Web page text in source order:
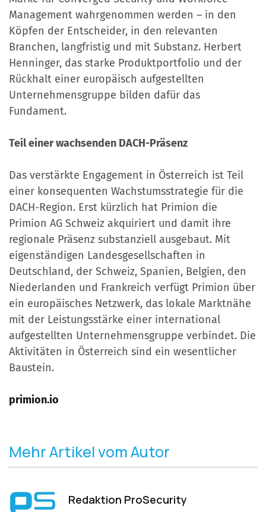
Management wahrgenommen werden – in den
Köpfen der Entscheider, in den relevanten
Branchen, langfristig und mit Substanz. Herbert
Henninger, das starke Produktportfolio und der
Rückhalt einer europäisch aufgestellten
Unternehmensgruppe bilden dafür das
Fundament.
Teil einer wachsenden DACH-Präsenz
Das verstärkte Engagement in Österreich ist Teil
einer konsequenten Wachstumsstrategie für die
DACH-Region. Erst kürzlich hat Primion die
Primion AG Schweiz akquiriert und damit ihre
regionale Präsenz substanziell ausgebaut. Mit
eigenständigen Landesgesellschaften in
Deutschland, der Schweiz, Spanien, Belgien, den
Niederlanden und Frankreich verfügt Primion über
ein europäisches Netzwerk, das lokale Marktnähe
mit der Leistungsstärke einer international
aufgestellten Unternehmensgruppe verbindet. Die
Aktivitäten in Österreich sind ein wesentlicher
Baustein.
primion.io
Mehr Artikel vom Autor
Redaktion ProSecurity